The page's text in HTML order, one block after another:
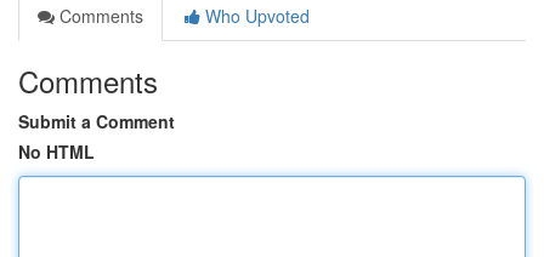
Comments
Who Upvoted
Comments
Submit a Comment
No HTML